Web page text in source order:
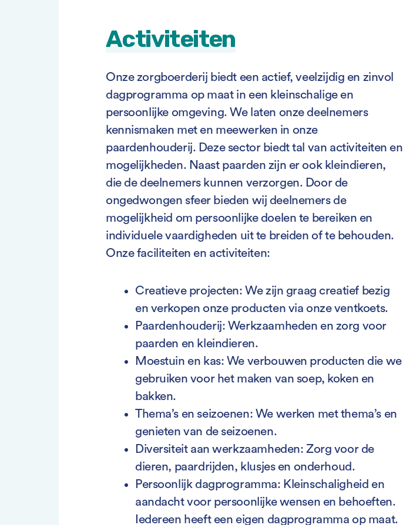
Activiteiten
Onze zorgboerderij biedt een actief, veelzijdig en zinvol
dagprogramma op maat in een kleinschalige en
persoonlijke omgeving. We laten onze deelnemers
kennismaken met en meewerken in onze
paardenhouderij. Deze sector biedt tal van activiteiten en
mogelijkheden. Naast paarden zijn er ook kleindieren,
die de deelnemers kunnen verzorgen. Door de
ongedwongen sfeer bieden wij deelnemers de
mogelijkheid om persoonlijke doelen te bereiken en
individuele vaardigheden uit te breiden of te behouden.
Onze faciliteiten en activiteiten:
Creatieve projecten: We zijn graag creatief bezig
en verkopen onze producten via onze ventkoets.
Paardenhouderij: Werkzaamheden en zorg voor
paarden en kleindieren.
Moestuin en kas: We verbouwen producten die we
gebruiken voor het maken van soep, koken en
bakken.
Thema’s en seizoenen: We werken met thema’s en
genieten van de seizoenen.
Diversiteit aan werkzaamheden: Zorg voor de
dieren, paardrijden, klusjes en onderhoud.
Persoonlijk dagprogramma: Kleinschaligheid en
aandacht voor persoonlijke wensen en behoeften.
Iedereen heeft een eigen dagprogramma op maat.